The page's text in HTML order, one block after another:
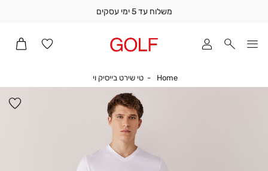
מכירה
משלוח עד 5 ימי עסקים
Home
Homeטי שירט בייסיק וי